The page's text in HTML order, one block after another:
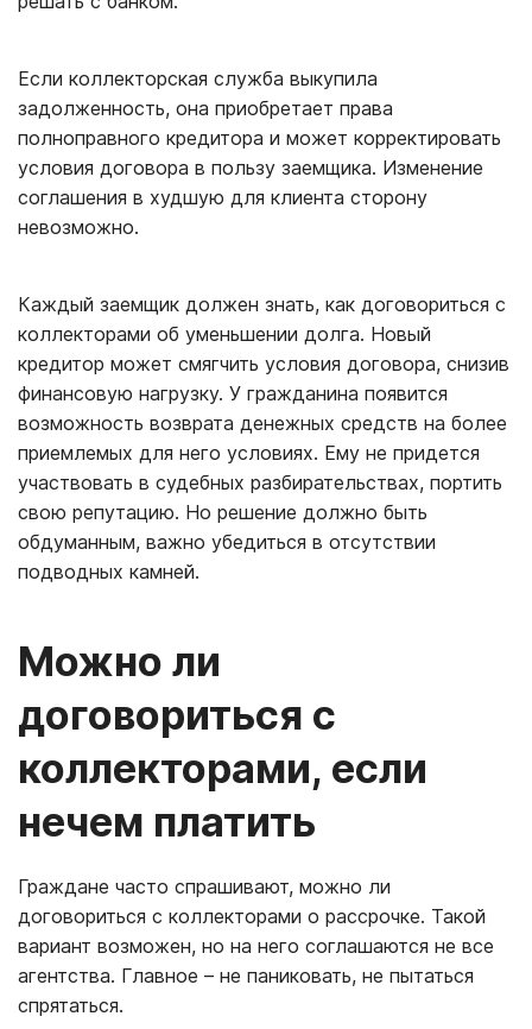
Если коллекторская служба выкупила
задолженность, она приобретает права
полноправного кредитора и может корректировать
условия договора в пользу заемщика. Изменение
соглашения в худшую для клиента сторону
невозможно.
Каждый заемщик должен знать, как договориться с
коллекторами об уменьшении долга. Новый
кредитор может смягчить условия договора, снизив
финансовую нагрузку. У гражданина появится
возможность возврата денежных средств на более
приемлемых для него условиях. Ему не придется
участвовать в судебных разбирательствах, портить
свою репутацию. Но решение должно быть
обдуманным, важно убедиться в отсутствии
подводных камней.
Можно ли
договориться с
коллекторами, если
нечем платить
Граждане часто спрашивают, можно ли
договориться с коллекторами о рассрочке. Такой
вариант возможен, но на него соглашаются не все
агентства. Главное – не паниковать, не пытаться
спрятаться.